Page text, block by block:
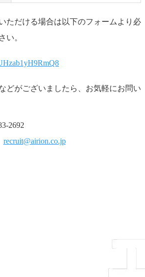
ただける場合は以下のフォームより必
い。
どがございましたら、お気軽にお問い
2692
recruit@airion.co.jp